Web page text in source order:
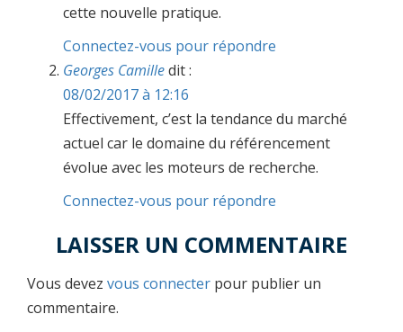
cette nouvelle pratique.
Connectez-vous pour répondre
Georges Camilledit :
08/02/2017 à 12:16
Effectivement, c’est la tendance du marché
actuel car le domaine du référencement
évolue avec les moteurs de recherche.
Connectez-vous pour répondre
LAISSER UN COMMENTAIRE
Vous devez vous connecter pour publier un
commentaire.